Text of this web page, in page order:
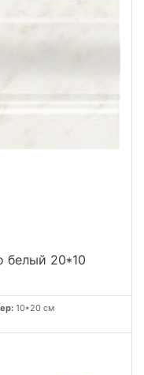
белый 20*10
10*20 см